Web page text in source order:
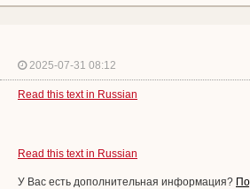
2025-07-31 08:12
Read this text in Russian
Read this text in Russian
У Вас есть дополнительная информация?